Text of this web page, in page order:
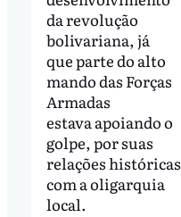
da revolução
bolivariana, já
que parte do alto
mando das Forças
Armadas
estava apoiando o
golpe, por suas
relações históricas
com a oligarquia
local.